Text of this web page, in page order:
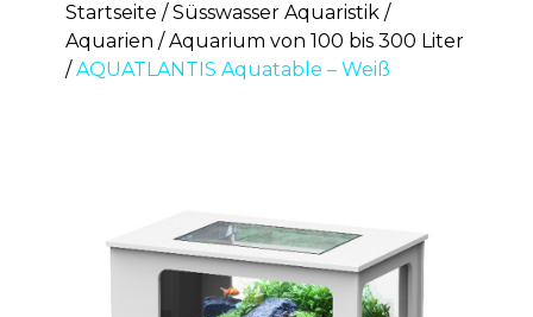
Startseite
Süsswasser Aquaristik
Aquarien
Aquarium von 100 bis 300 Liter
AQUATLANTIS Aquatable – Weiß